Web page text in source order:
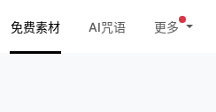
免费素材 AI咒语 更多